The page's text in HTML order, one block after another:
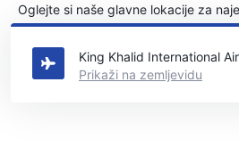
Oglejte si naše glavne lokacije za
Riad
King Khalid International
Prikaži na zemljevidu